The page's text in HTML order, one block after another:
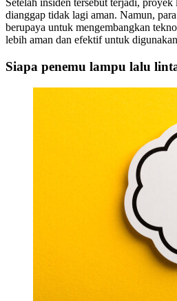
Setelah insiden tersebut terjadi,
dianggap tidak lagi aman. Namun,
berupaya untuk mengembangkan
lebih aman dan efektif untuk
Siapa penemu lampu lalu